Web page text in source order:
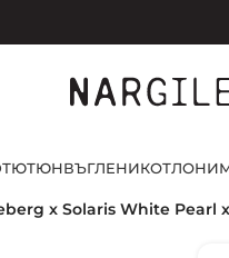
ТЮТЮНВЪГЛЕНИКОТЛОНИ
x Solaris White Pearl